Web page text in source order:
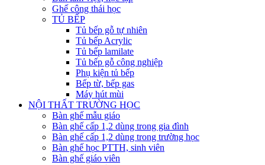
Ghế công thái học
TỦ BẾP
Tủ bếp gỗ tự nhiên
Tủ bếp Acrylic
Tủ bếp lamilate
Tủ bếp gỗ công nghiệp
Phụ kiện tủ bếp
Bếp từ, bếp gas
Máy hút mùi
NỘI THẤT TRƯỜNG HỌC
Bàn ghế mẫu giáo
Bàn ghế cấp 1,2 dùng trong gia đình
Bàn ghế cấp 1,2 dùng trong trường học
Bàn ghế học PTTH, sinh viên
Bàn ghế giáo viên